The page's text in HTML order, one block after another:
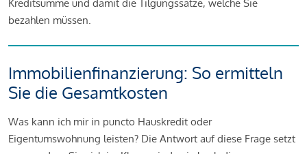
Kreditsumme und damit die Tilgungssätze, welche Sie
bezahlen müssen.
Immobilienfinanzierung: So ermitteln
Sie die Gesamtkosten
Was kann ich mir in puncto Hauskredit oder
Eigentumswohnung leisten? Die Antwort auf diese Frage setzt